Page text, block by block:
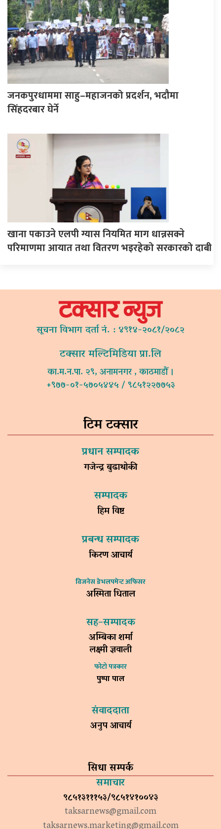
जनकपुरधाममा साहु–महाजनको प्रदर्शन, भदौमा
सिंहदरबार घेर्ने
खाना पकाउने एलपी ग्यास नियमित माग धान्नसक्ने
परिमाणमा आयात तथा वितरण भइरहेको सरकारको दाबी
सूचना विभाग दर्ता नं. : ४९१४-२०८१/२०८२
टक्सार मल्टिमिडिया प्रा.लि
का.म.न.पा. २९, अनामनगर , काठमाडौं ।
+९७७-०१-५७०५४४५ / ९८५१२२७७५३
टिम टक्सार
प्रधान सम्पादक
गजेन्द्र बुढाथोकी
सम्पादक
हिम विष्ट
प्रबन्ध सम्पादक
किरण आचार्य
विजनेस डेभलपमेन्ट अफिसर
अस्मिता धिताल
सह–सम्पादक
अम्बिका शर्मा
लक्ष्मी ज्ञवाली
फोटो पत्रकार
पुष्पा पाल
संवाददाता
अनुप आचार्य
सिधा सम्पर्क
समाचार
९८५१३१११५३/९८५१४१००४३
taksarnews@gmail.com